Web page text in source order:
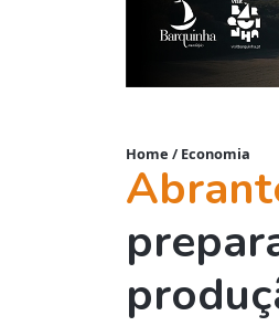
Home / Economia